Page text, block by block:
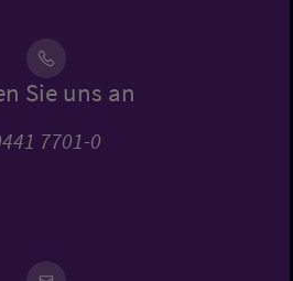
Sie uns an
7701-0